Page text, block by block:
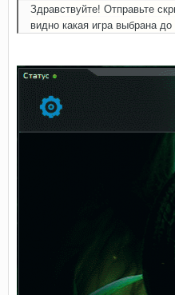
Здравствуйте! Отправьте
видно какая игра выбрана до